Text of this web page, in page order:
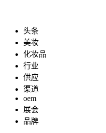
头条
美妆
化妆品
行业
供应
渠道
oem
展会
品牌